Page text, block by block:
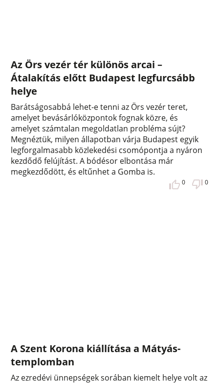
Az Örs vezér tér különös arcai –
Átalakítás előtt Budapest legfurcsább
helye
Barátságosabbá lehet-e tenni az Örs vezér teret,
amelyet bevásárlóközpontok fognak közre, és
amelyet számtalan megoldatlan probléma sújt?
Megnéztük, milyen állapotban várja Budapest egyik
legforgalmasabb közlekedési csomópontja a nyáron
kezdődő felújítást. A bódésor elbontása már
megkezdődött, és eltűnhet a Gomba is.
0 0
A Szent Korona kiállítása a Mátyás-
templomban
Az ezredévi ünnepségek sorában kiemelt helye volt az